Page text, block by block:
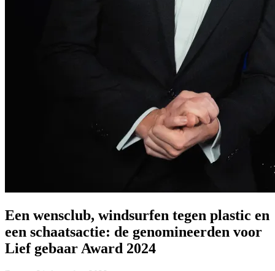
Een wensclub, windsurfen tegen plastic en
een schaatsactie: de genomineerden voor
Lief gebaar Award 2024